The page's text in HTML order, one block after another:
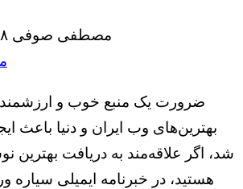
مصطفی صوفی ۱۸
بهترین‌های وب ایران و دنیا باعث
شد، اگر علاقه‌مند به دریافت بهترین
هستید، در خبرنامه ایمیلی